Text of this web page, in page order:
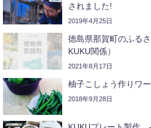
されました!
2019年4月25日
徳島県那賀町のふる
KUKU関係）
2021年8月17日
柚子こしょう作りワ
2018年9月28日